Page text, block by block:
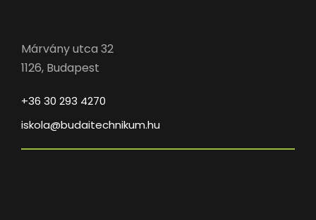
Márvány utca 32
1126, Budapest
+36 30 293 4270
iskola@budaitechnikum.hu